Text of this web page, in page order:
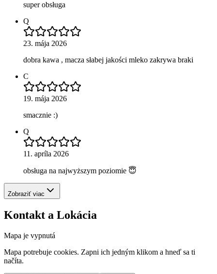
super obsługa
Q
23. mája 2026
dobra kawa , macza słabej jakości mleko zakrywa braki
C
19. mája 2026
smacznie :)
Q
11. apríla 2026
obsługa na najwyższym poziomie 😇
Zobraziť viac
Kontakt a Lokácia
Mapa je vypnutá
Mapa potrebuje cookies. Zapni ich jedným klikom a hneď sa ti
načíta.